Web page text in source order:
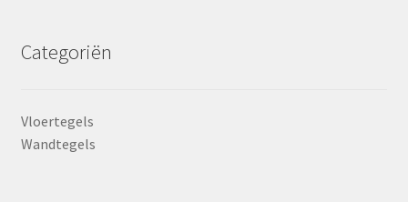
Categoriën
Vloertegels
Wandtegels